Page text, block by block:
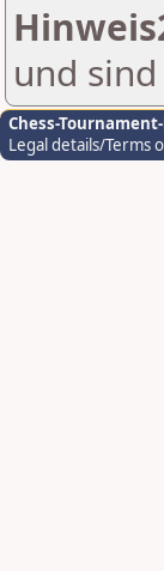
und
Chess-
Legal details/Terms